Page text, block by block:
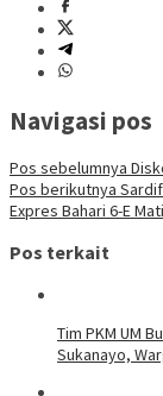
Navigasi pos
Pos sebelumnya
Pos berikutnya
Expres Bahari 6-E
Pos terkait
Tim PKM UM
Sukanayo,